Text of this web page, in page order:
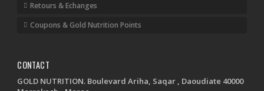
Retours & Echanges
Coupons & Gold Nutrition Points
CONTACT
GOLD NUTRITION. Boulevard Ariha, Saqar , Daoudiate 40000